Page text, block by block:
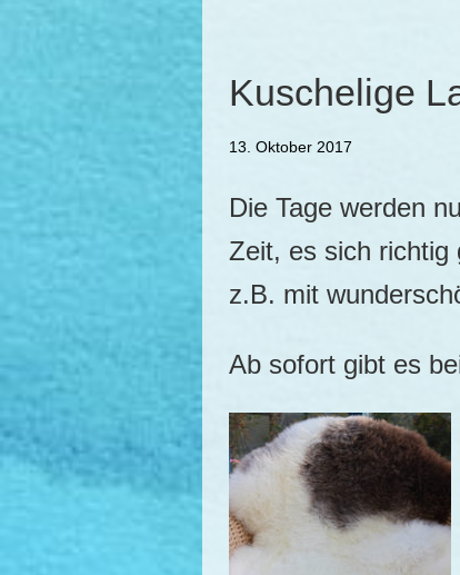
Kuschelige
13. Oktober 2017
Die Tage werden
Zeit, es sich richtig
z.B. mit
Ab sofort gibt es